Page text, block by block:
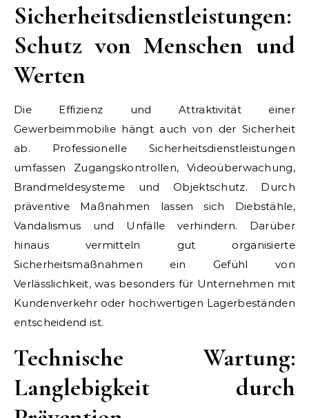
Sicherheitsdienstleistungen:
Schutz von Menschen und
Werten
Die Effizienz und Attraktivität einer
Gewerbeimmobilie hängt auch von der Sicherheit
ab. Professionelle Sicherheitsdienstleistungen
umfassen Zugangskontrollen, Videoüberwachung,
Brandmeldesysteme und Objektschutz. Durch
präventive Maßnahmen lassen sich Diebstähle,
Vandalismus und Unfälle verhindern. Darüber
hinaus vermitteln gut organisierte
Sicherheitsmaßnahmen ein Gefühl von
Verlässlichkeit, was besonders für Unternehmen mit
Kundenverkehr oder hochwertigen Lagerbeständen
entscheidend ist.
Technische Wartung:
Langlebigkeit durch